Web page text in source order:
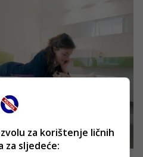
za korištenje ličnih
za sljedeće: